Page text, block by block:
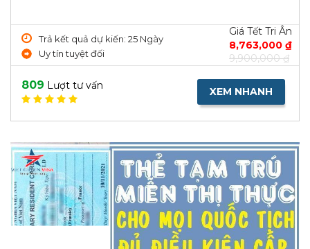
Trả kết quả dự kiến: 25 Ngày
Uy tín tuyệt đối
Giá Tết Tri Ân
8,763,000 ₫
9,900,000 ₫
809 Lượt tư vấn XEM NHANH